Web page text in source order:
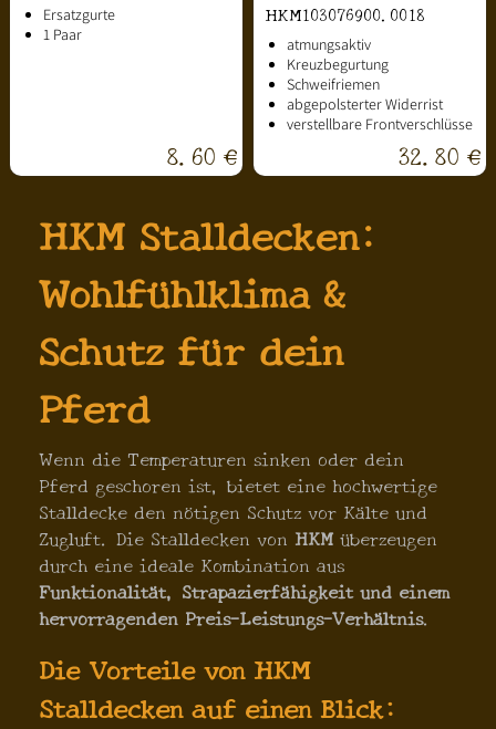
Ersatzgurte
1 Paar
8.60 €
HKM103076900.0018
atmungsaktiv
Kreuzbegurtung
Schweifriemen
abgepolsterter Widerrist
verstellbare Frontverschlüsse
32.80 €
HKM Stalldecken:
Wohlfühlklima &
Schutz für dein
Pferd
Wenn die Temperaturen sinken oder dein
Pferd geschoren ist, bietet eine hochwertige
Stalldecke den nötigen Schutz vor Kälte und
Zugluft. Die Stalldecken von HKM überzeugen
durch eine ideale Kombination aus
Funktionalität, Strapazierfähigkeit und einem
hervorragenden Preis-Leistungs-Verhältnis.
Die Vorteile von HKM
Stalldecken auf einen Blick: